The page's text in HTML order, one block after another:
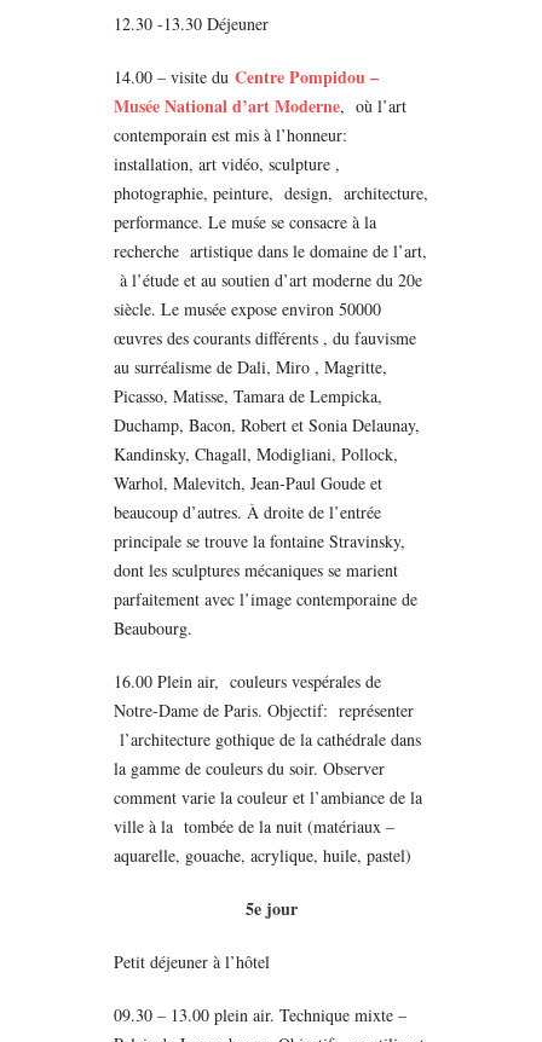
12.30 -13.30 Déjeuner
14.00 – visite du Centre Pompidou –
Musée National d’art Moderne, où l’art
contemporain est mis à l’honneur:
installation, art vidéo, sculpture ,
photographie, peinture, design, architecture,
performance. Le muśe se consacre à la
recherche artistique dans le domaine de l’art,
à l’étude et au soutien d’art moderne du 20e
siècle. Le musée expose environ 50000
œuvres des courants différents , du fauvisme
au surréalisme de Dali, Miro , Magritte,
Picasso, Matisse, Tamara de Lempicka,
Duchamp, Bacon, Robert et Sonia Delaunay,
Kandinsky, Chagall, Modigliani, Pollock,
Warhol, Malevitch, Jean-Paul Goude et
beaucoup d’autres. À droite de l’entrée
principale se trouve la fontaine Stravinsky,
dont les sculptures mécaniques se marient
parfaitement avec l’image contemporaine de
Beaubourg.
16.00 Plein air, couleurs vespérales de
Notre-Dame de Paris. Objectif: représenter
l’architecture gothique de la cathédrale dans
la gamme de couleurs du soir. Observer
comment varie la couleur et l’ambiance de la
ville à la tombée de la nuit (matériaux –
aquarelle, gouache, acrylique, huile, pastel)
5e jour
Petit déjeuner à l’hôtel
09.30 – 13.00 plein air. Technique mixte –